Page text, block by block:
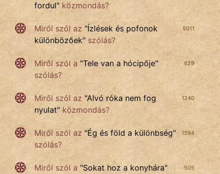
fordul" közmondás?
5011
Miről szól az "Ízlések és pofonok
különbözőek" szólás?
629
Miről szól a "Tele van a hócipője"
szólás?
1240
Miről szól az "Alvó róka nem fog
nyulat" közmondás?
1594
Miről szól az "Ég és föld a különbség"
szólás?
505
Miről szól a "Sokat hoz a konyhára"